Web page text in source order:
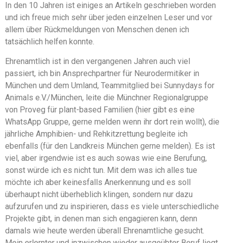
In den 10 Jahren ist einiges an Artikeln geschrieben worden
und ich freue mich sehr über jeden einzelnen Leser und vor
allem über Rückmeldungen von Menschen denen ich
tatsächlich helfen konnte.
Ehrenamtlich ist in den vergangenen Jahren auch viel
passiert, ich bin Ansprechpartner für Neurodermitiker in
München und dem Umland, Teammitglied bei Sunnydays for
Animals e.V./München, leite die Münchner Regionalgruppe
von Proveg für plant-based Familien (hier gibt es eine
WhatsApp Gruppe, gerne melden wenn ihr dort rein wollt), die
jährliche Amphibien- und Rehkitzrettung begleite ich
ebenfalls (für den Landkreis München gerne melden). Es ist
viel, aber irgendwie ist es auch sowas wie eine Berufung,
sonst würde ich es nicht tun. Mit dem was ich alles tue
möchte ich aber keinesfalls Anerkennung und es soll
überhaupt nicht überheblich klingen, sondern nur dazu
aufzurufen und zu inspirieren, dass es viele unterschiedliche
Projekte gibt, in denen man sich engagieren kann, denn
damals wie heute werden überall Ehrenamtliche gesucht.